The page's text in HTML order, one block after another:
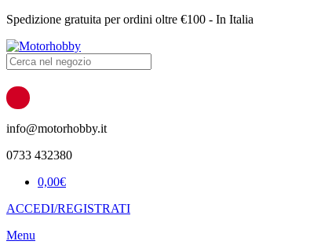
Spedizione gratuita per ordini oltre €100 - In Italia
Products
search
info@motorhobby.it
0733 432380
0,00€
ACCEDI/REGISTRATI
Menu